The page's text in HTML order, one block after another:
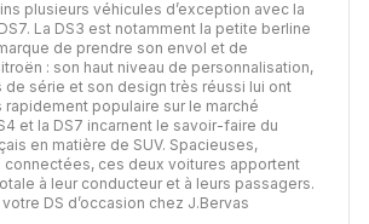
plusieurs véhicules d’exception avec la
La DS3 est notamment la petite berline
de prendre son envol et de
: son haut niveau de personnalisation,
série et son design très réussi lui ont
rapidement populaire sur le marché
et la DS7 incarnent le savoir-faire du
en matière de SUV. Spacieuses,
connectées, ces deux voitures apportent
à leur conducteur et à leurs passagers.
DS d’occasion chez J.Bervas